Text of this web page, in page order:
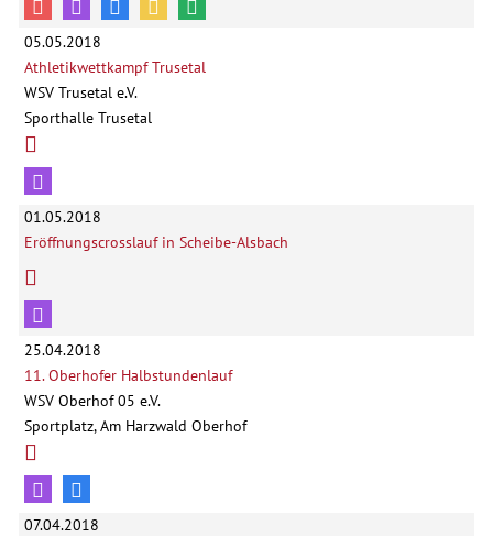
05.05.2018
Athletikwettkampf Trusetal
WSV Trusetal e.V.
Sporthalle Trusetal
01.05.2018
Eröffnungscrosslauf in Scheibe-Alsbach
25.04.2018
11. Oberhofer Halbstundenlauf
WSV Oberhof 05 e.V.
Sportplatz, Am Harzwald Oberhof
07.04.2018